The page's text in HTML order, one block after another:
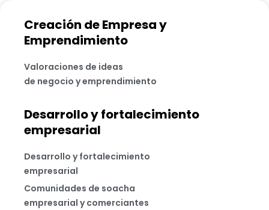
Creación de Empresa y
Emprendimiento
Valoraciones de ideas
de negocio y emprendimiento
Desarrollo y fortalecimiento
empresarial
Desarrollo y fortalecimiento
empresarial
Comunidades de soacha
empresarial y comerciantes